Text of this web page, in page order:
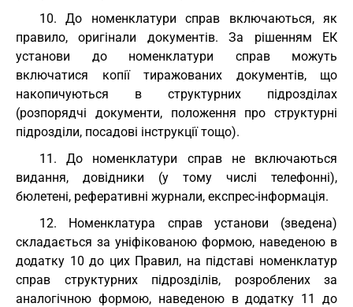
10. До номенклатури справ включаються, як
правило, оригінали документів. За рішенням ЕК
установи до номенклатури справ можуть
включатися копії тиражованих документів, що
накопичуються в структурних підрозділах
(розпорядчі документи, положення про структурні
підрозділи, посадові інструкції тощо).
11. До номенклатури справ не включаються
видання, довідники (у тому числі телефонні),
бюлетені, реферативні журнали, експрес-інформація.
12. Номенклатура справ установи (зведена)
складається за уніфікованою формою, наведеною в
додатку 10 до цих Правил, на підставі номенклатур
справ структурних підрозділів, розроблених за
аналогічною формою, наведеною в додатку 11 до